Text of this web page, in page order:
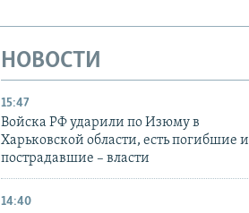
НОВОСТИ
15:47
Войска РФ ударили по Изюму в
Харьковской области, есть погибшие и
пострадавшие – власти
14:40